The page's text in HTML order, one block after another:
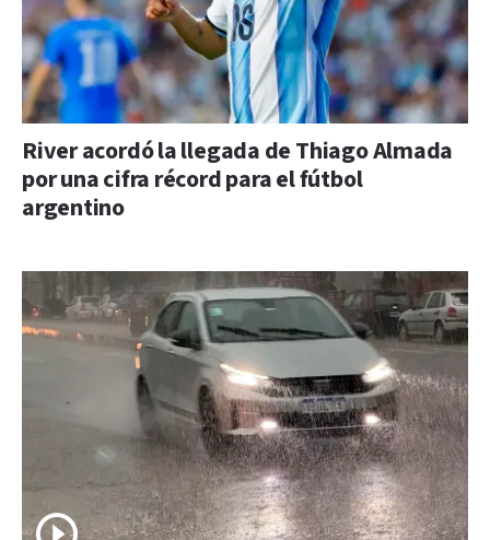
River acordó la llegada de Thiago Almada
por una cifra récord para el fútbol
argentino